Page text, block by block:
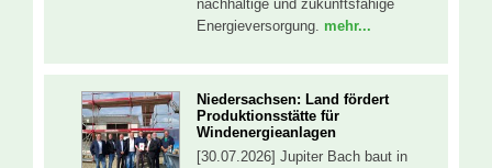
nachhaltige und zukunftsfähige
Energieversorgung. mehr...
Niedersachsen: Land fördert
Produktionsstätte für
Windenergieanlagen
[30.07.2026] Jupiter Bach baut in